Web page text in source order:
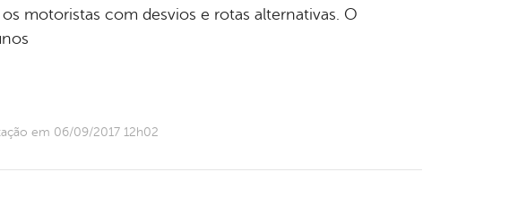
motoristas com desvios e rotas alternativas. O
em 06/09/2017 12h02